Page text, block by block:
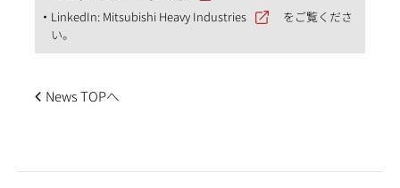
LinkedIn: Mitsubishi Heavy Industries
をご覧くださ
い。
News TOPへ